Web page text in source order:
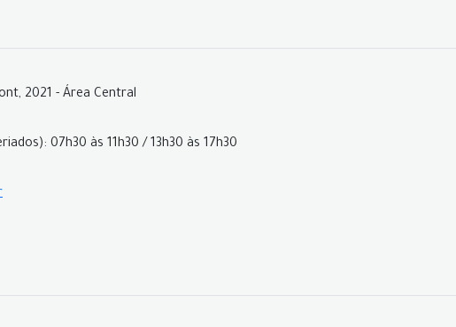
2021 - Área Central
07h30 às 11h30 / 13h30 às 17h30